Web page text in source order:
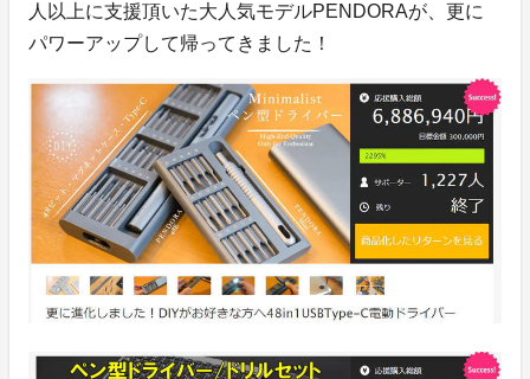
人以上に支援頂いた大人気モデルPENDORAが、更に
パワーアップして帰ってきました！